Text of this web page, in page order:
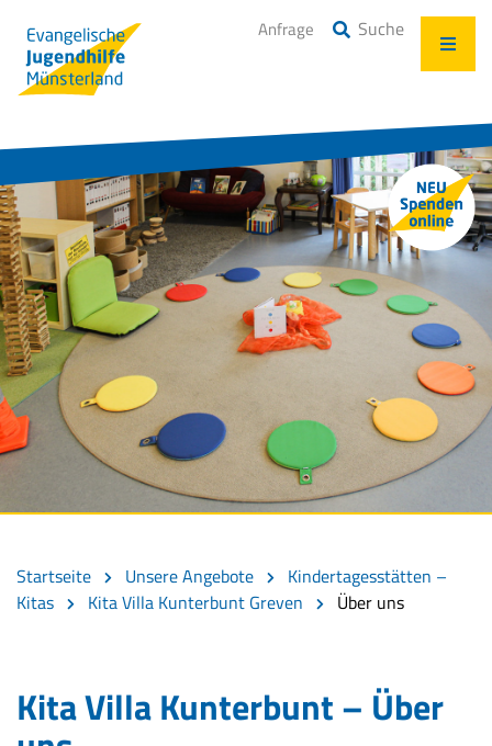
Anfrage Suche
Startseite Unsere Angebote
Kindertagesstätten –
Kitas
Kita Villa Kunterbunt Greven Über uns
Kita Villa Kunterbunt – Über